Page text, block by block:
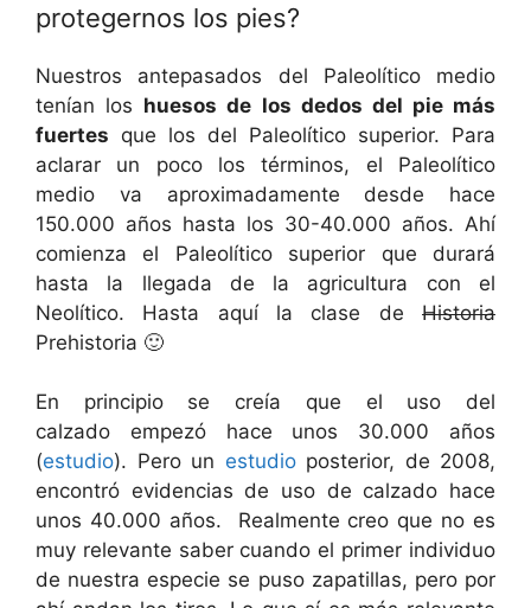
protegernos los pies?
Nuestros antepasados del Paleolítico medio
tenían los huesos de los dedos del pie más
fuertes que los del Paleolítico superior. Para
aclarar un poco los términos, el Paleolítico
medio va aproximadamente desde hace
150.000 años hasta los 30-40.000 años. Ahí
comienza el Paleolítico superior que durará
hasta la llegada de la agricultura con el
Neolítico. Hasta aquí la clase de Historia
Prehistoria 🙂
En principio se creía que el uso del
calzado empezó hace unos 30.000 años
(estudio). Pero un estudioposterior, de 2008,
encontró evidencias de uso de calzado hace
unos 40.000 años. Realmente creo que no es
muy relevante saber cuando el primer individuo
de nuestra especie se puso zapatillas, pero por